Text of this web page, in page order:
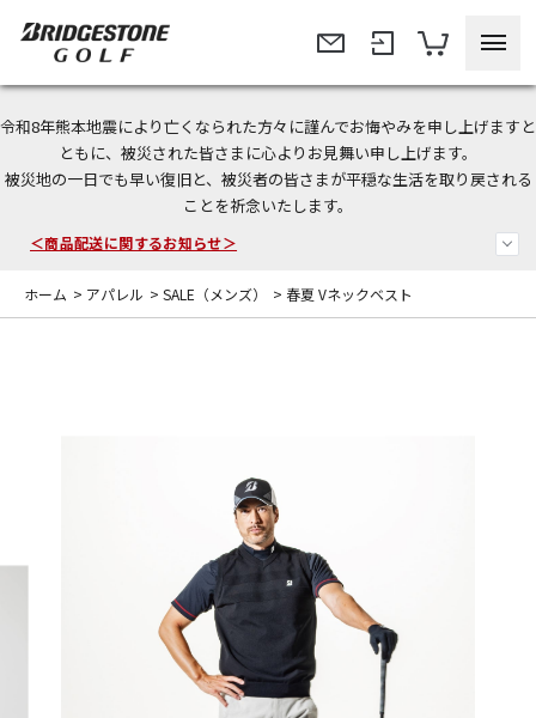
令和8年熊本地震により亡くなられた方々に謹んでお悔やみを申し上げますと
ともに、被災された皆さまに心よりお見舞い申し上げます。
被災地の一日でも早い復旧と、被災者の皆さまが平穏な生活を取り戻される
ことを祈念いたします。
＜夏季休暇中のご注文・発送・お問い合わせ＞
今なら新規会員登録で1,000円OFFクーポンプレゼント！
＜商品配送に関するお知らせ＞
ホーム > アパレル > SALE（メンズ） > 春夏 Vネックベスト